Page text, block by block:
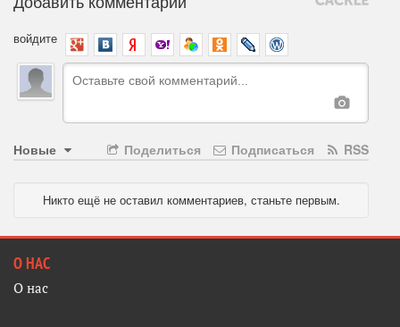
войдите
Новые RSS
Подписаться
Поделиться
Никто ещё не оставил комментариев, станьте первым.
О НАС
О нас